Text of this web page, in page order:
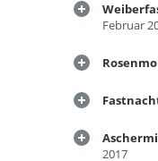
Februar
2017